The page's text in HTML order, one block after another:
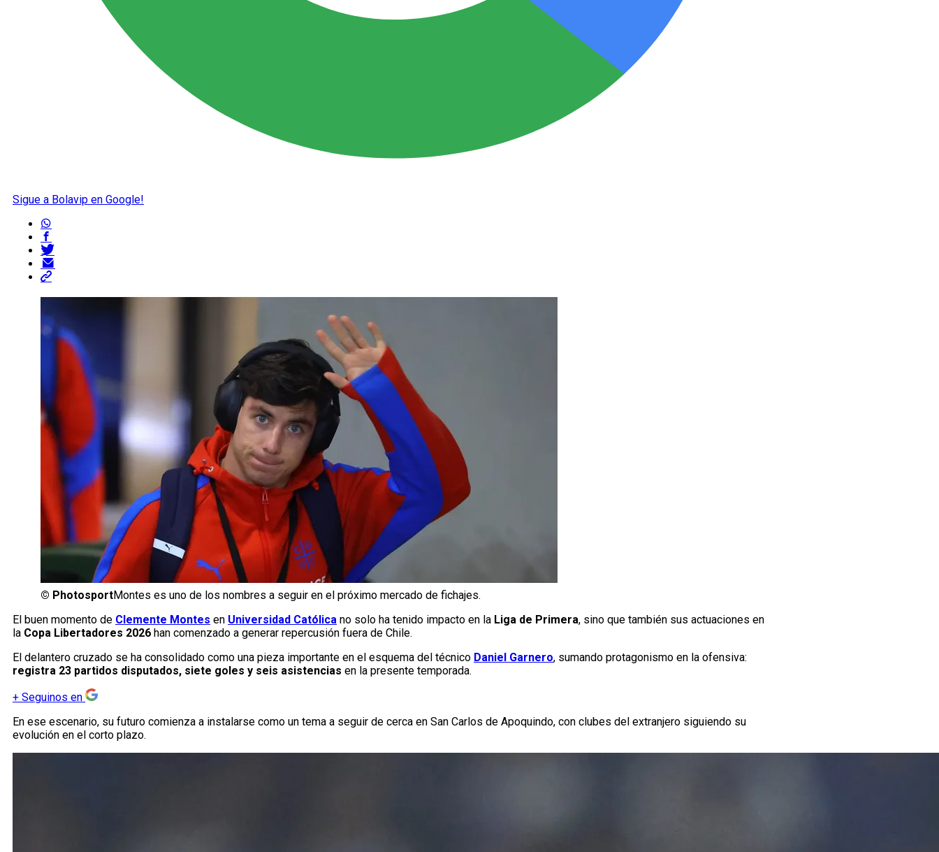
Sigue a Bolavip en Google!
© PhotosportMontes es uno de los nombres a seguir en el próximo mercado de fichajes.
El buen momento de Clemente Montes en Universidad Católica no solo ha tenido impacto en la Liga de Primera, sino que también sus actuaciones en
la Copa Libertadores 2026 han comenzado a generar repercusión fuera de Chile.
El delantero cruzado se ha consolidado como una pieza importante en el esquema del técnico Daniel Garnero, sumando protagonismo en la ofensiva:
registra 23 partidos disputados, siete goles y seis asistencias en la presente temporada.
+ Seguinos en
En ese escenario, su futuro comienza a instalarse como un tema a seguir de cerca en San Carlos de Apoquindo, con clubes del extranjero siguiendo su
evolución en el corto plazo.